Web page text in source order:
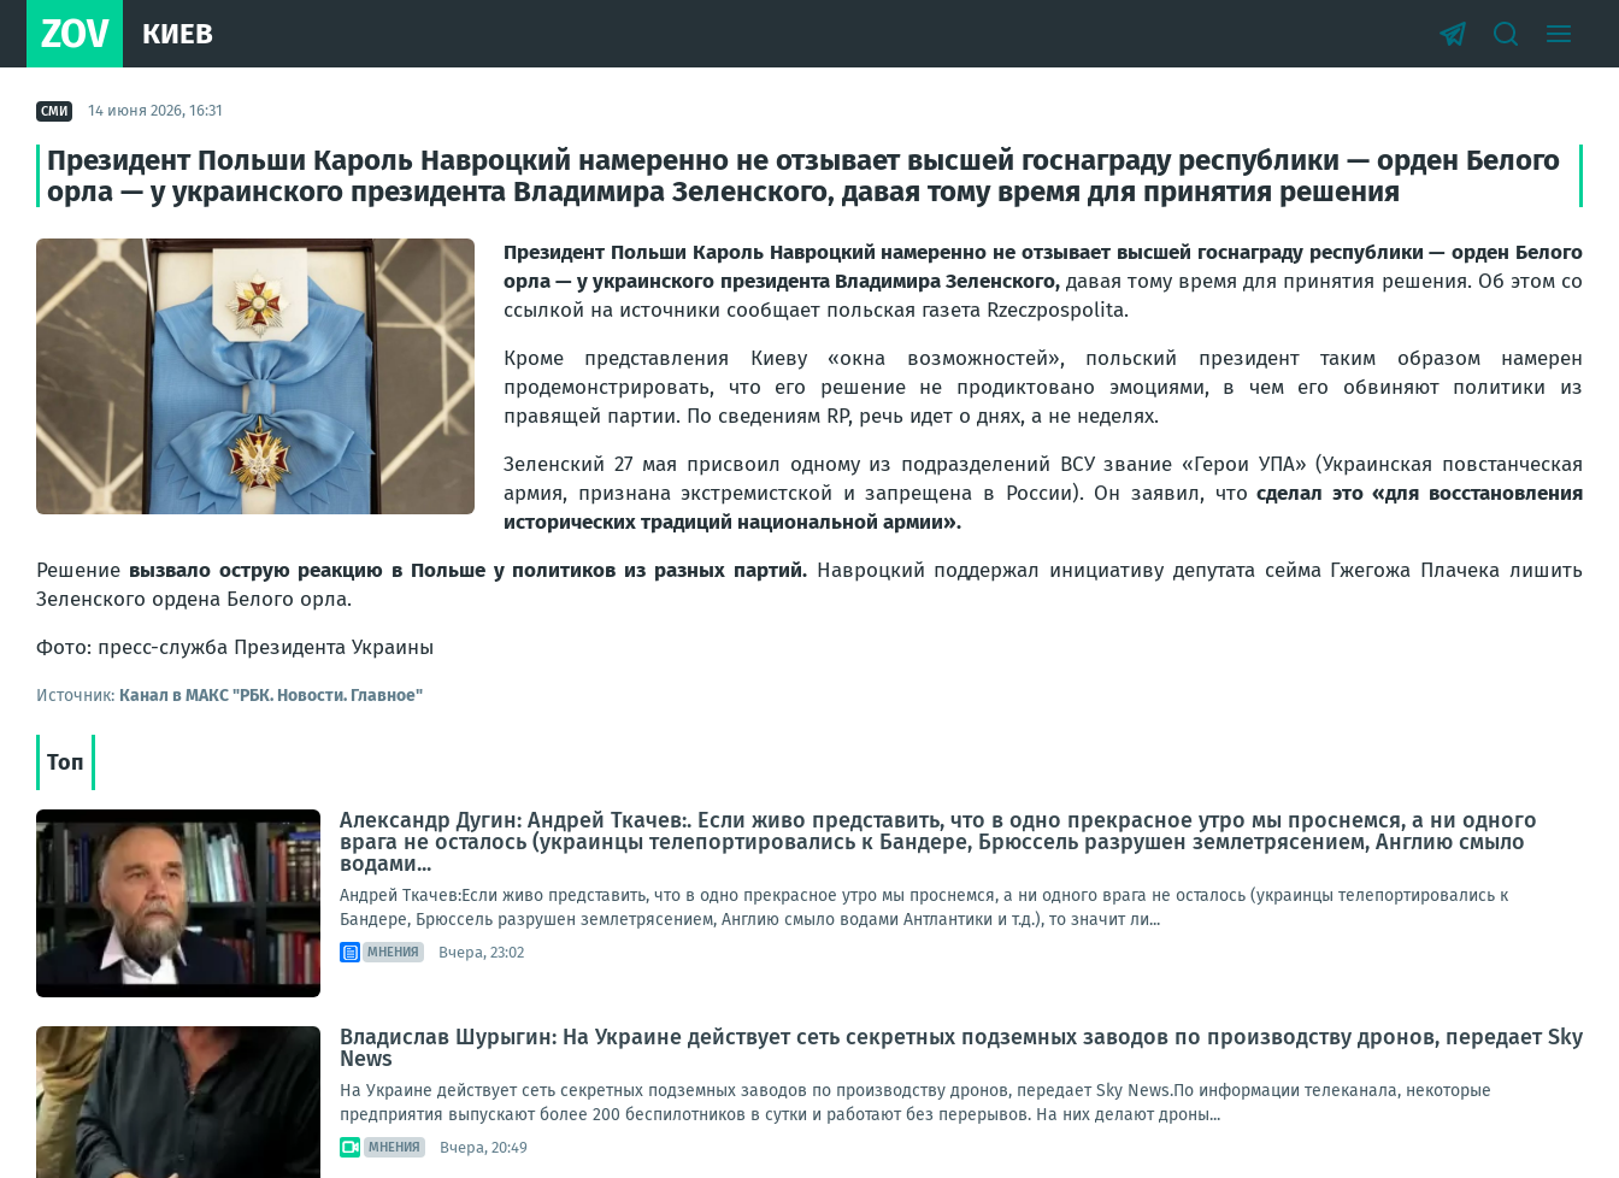
ZOV КИЕВ
СМИ 14 июня 2026, 16:31
Президент Польши Кароль Навроцкий намеренно не отзывает высшей госнаграду республики — орден Белого
орла — у украинского президента Владимира Зеленского, давая тому время для принятия решения
Президент Польши Кароль Навроцкий намеренно не отзывает высшей госнаграду республики — орден Белого
орла — у украинского президента Владимира Зеленского,давая тому время для принятия решения. Об этом со
ссылкой на источники сообщает польская газета Rzeczpospolita.
Кроме представления Киеву «окна возможностей», польский президент таким образом намерен
продемонстрировать, что его решение не продиктовано эмоциями, в чем его обвиняют политики из
правящей партии. По сведениям RP, речь идет о днях, а не неделях.
Зеленский 27 мая присвоил одному из подразделений ВСУ звание «Герои УПА» (Украинская повстанческая
армия, признана экстремистской и запрещена в России). Он заявил, что сделал это «для восстановления
исторических традиций национальной армии».
Решение вызвало острую реакцию в Польше у политиков из разных партий.Навроцкий поддержал инициативу депутата сейма Гжегожа Плачека лишить
Зеленского ордена Белого орла.
Фото: пресс-служба Президента Украины
Источник: Канал в МАКС "РБК. Новости. Главное"
Топ
Александр Дугин: Андрей Ткачев:. Если живо представить, что в одно прекрасное утро мы проснемся, а ни одного
врага не осталось (украинцы телепортировались к Бандере, Брюссель разрушен землетрясением, Англию смыло
водами...
Андрей Ткачев:Если живо представить, что в одно прекрасное утро мы проснемся, а ни одного врага не осталось (украинцы телепортировались к
Бандере, Брюссель разрушен землетрясением, Англию смыло водами Антлантики и т.д.), то значит ли...
МНЕНИЯ Вчера, 23:02
Владислав Шурыгин: На Украине действует сеть секретных подземных заводов по производству дронов, передает Sky
News
На Украине действует сеть секретных подземных заводов по производству дронов, передает Sky News.По информации телеканала, некоторые
предприятия выпускают более 200 беспилотников в сутки и работают без перерывов. На них делают дроны...
МНЕНИЯ Вчера, 20:49